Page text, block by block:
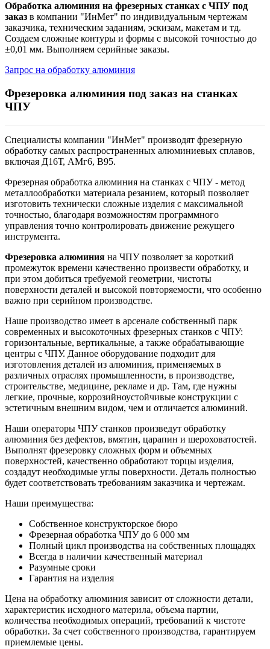
Обработка алюминия на фрезерных станках с ЧПУ под
заказ в компании "ИнМет" по индивидуальным чертежам
заказчика, техническим заданиям, эскизам, макетам и тд.
Создаем сложные контуры и формы с высокой точностью до
±0,01 мм. Выполняем серийные заказы.
Запрос на обработку алюминия
Фрезеровка алюминия под заказ на станках
ЧПУ
Специалисты компании "ИнМет" производят фрезерную
обработку самых распространенных алюминиевых сплавов,
включая Д16Т, АМг6, В95.
Фрезерная обработка алюминия на станках с ЧПУ - метод
металлообработки материала резанием, который позволяет
изготовить технически сложные изделия с максимальной
точностью, благодаря возможностям программного
управления точно контролировать движение режущего
инструмента.
Фрезеровка алюминия на ЧПУ позволяет за короткий
промежуток времени качественно произвести обработку, и
при этом добиться требуемой геометрии, чистоты
поверхности деталей и высокой повторяемости, что особенно
важно при серийном производстве.
Наше производство имеет в арсенале собственный парк
современных и высокоточных фрезерных станков с ЧПУ:
горизонтальные, вертикальные, а также обрабатывающие
центры с ЧПУ. Данное оборудование подходит для
изготовления деталей из алюминия, применяемых в
различных отраслях промышленности, в производстве,
строительстве, медицине, рекламе и др. Там, где нужны
легкие, прочные, коррозийноустойчивые конструкции с
эстетичным внешним видом, чем и отличается алюминий.
Наши операторы ЧПУ станков произведут обработку
алюминия без дефектов, вмятин, царапин и шероховатостей.
Выполнят фрезеровку сложных форм и объемных
поверхностей, качественно обработают торцы изделия,
создадут необходимые углы поверхности. Деталь полностью
будет соответствовать требованиям заказчика и чертежам.
Наши преимущества:
Собственное конструкторское бюро
Фрезерная обработка ЧПУ до 6 000 мм
Полный цикл производства на собственных площадях
Всегда в наличии качественный материал
Разумные сроки
Гарантия на изделия
Цена на обработку алюминия зависит от сложности детали,
характеристик исходного материла, объема партии,
количества необходимых операций, требований к чистоте
обработки. За счет собственного производства, гарантируем
приемлемые цены.